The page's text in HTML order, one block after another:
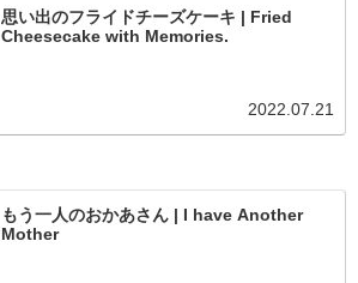
思い出のフライドチーズケーキ | Fried
Cheesecake with Memories.
2022.07.21
もう一人のおかあさん | I have Another
Mother